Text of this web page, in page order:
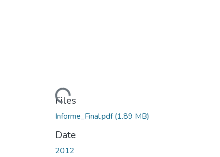
Loading...
Files
Informe_Final.pdf(1.89 MB)
Date
2012